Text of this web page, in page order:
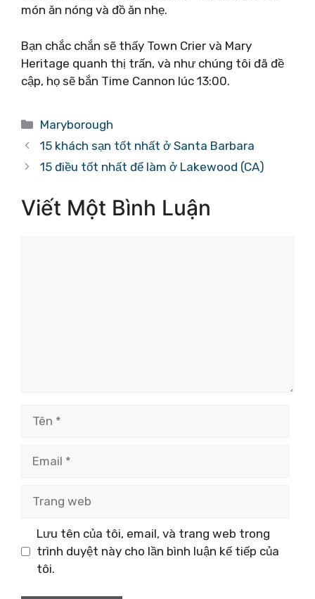
món ăn nóng và đồ ăn nhẹ.
Bạn chắc chắn sẽ thấy Town Crier và Mary
Heritage quanh thị trấn, và như chúng tôi đã đề
cập, họ sẽ bắn Time Cannon lúc 13:00.
Danh
mục
Maryborough
15 khách sạn tốt nhất ở Santa Barbara
15 điều tốt nhất để làm ở Lakewood (CA)
Viết Một Bình Luận
Lưu tên của tôi, email, và trang web trong
trình duyệt này cho lần bình luận kế tiếp của
tôi.